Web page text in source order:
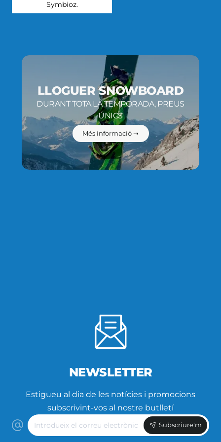
Symbioz.
LLOGUER SNOWBOARD
DURANT TOTA LA TEMPORADA, PREUS
ÚNICS
Més informació ➝
NEWSLETTER
Estigueu al dia de les notícies i promocions
subscrivint-vos al nostre butlletí
Introdueix
el
correu
Subscriure'm